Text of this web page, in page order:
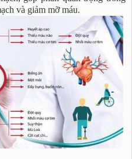
và giảm mỡ máu.